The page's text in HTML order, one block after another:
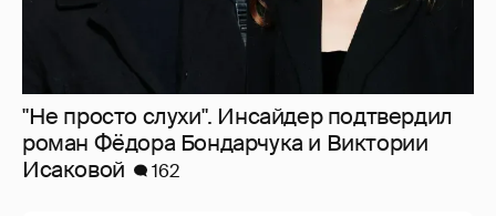
"Не просто слухи". Инсайдер подтвердил
роман Фёдора Бондарчука и Виктории
Исаковой
162